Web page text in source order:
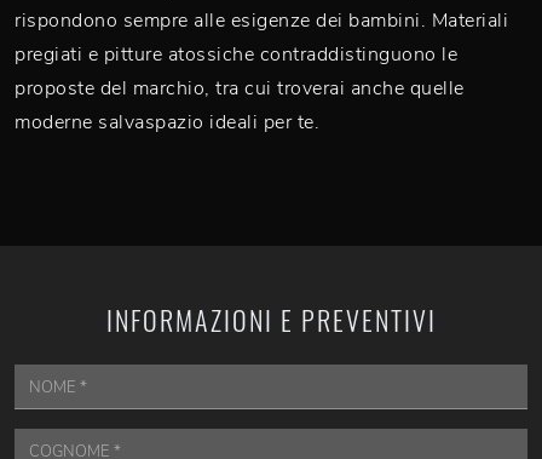
rispondono sempre alle esigenze dei bambini. Materiali
pregiati e pitture atossiche contraddistinguono le
proposte del marchio, tra cui troverai anche quelle
moderne salvaspazio ideali per te.
INFORMAZIONI E PREVENTIVI